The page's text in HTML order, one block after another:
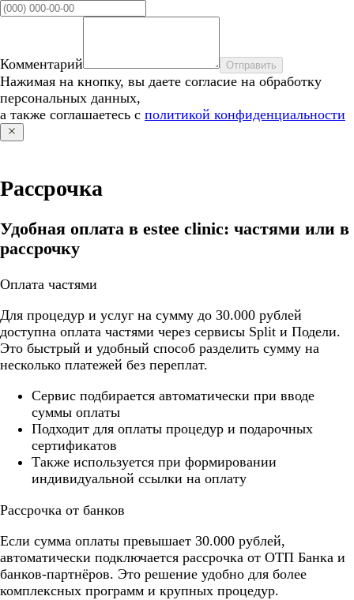
Комментарий Отправить
Нажимая на кнопку, вы даете согласие на обработку
персональных данных,
а также соглашаетесь с политикой конфиденциальности
Рассрочка
Удобная оплата в estee clinic: частями или в
рассрочку
Оплата частями
Для процедур и услуг на сумму до 30.000 рублей
доступна оплата частями через сервисы Split и Подели.
Это быстрый и удобный способ разделить сумму на
несколько платежей без переплат.
Cервис подбирается автоматически при вводе
суммы оплаты
Подходит для оплаты процедур и подарочных
сертификатов
Также используется при формировании
индивидуальной ссылки на оплату
Рассрочка от банков
Если сумма оплаты превышает 30.000 рублей,
автоматически подключается рассрочка от ОТП Банка и
банков-партнёров. Это решение удобно для более
комплексных программ и крупных процедур.